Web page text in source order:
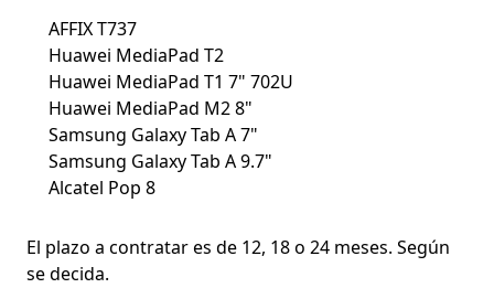
AFFIX T737
Huawei MediaPad T2
Huawei MediaPad T1 7" 702U
Huawei MediaPad M2 8"
Samsung Galaxy Tab A 7"
Samsung Galaxy Tab A 9.7"
Alcatel Pop 8
El plazo a contratar es de 12, 18 o 24 meses. Según
se decida.